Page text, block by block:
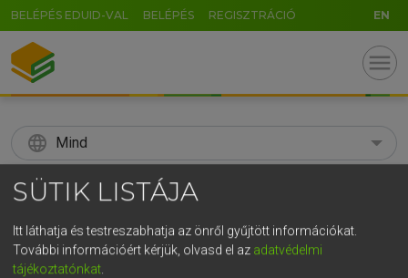
BELÉPÉS EDUID-VAL BELÉPÉS REGISZTRÁCIÓ EN
menu
language Mind
search
KERESÉS
SÜTIK LISTÁJA
Itt láthatja és testreszabhatja az önről gyűjtött információkat.
További információért kérjük, olvasd el az adatvédelmi
tájékoztatónkat.
5 6 7 8 9 ö ü ó